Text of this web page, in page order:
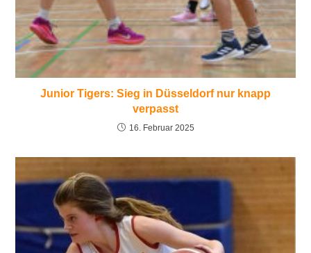
Junior Tigers: Sieg in Düsseldorf nur knapp
verpasst
16. Februar 2025